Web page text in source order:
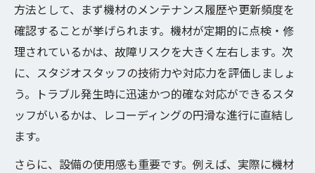
方法として、まず機材のメンテナンス履歴や更新頻度を
確認することが挙げられます。機材が定期的に点検・修
理されているかは、故障リスクを大きく左右します。次
に、スタジオスタッフの技術力や対応力を評価しましょ
う。トラブル発生時に迅速かつ的確な対応ができるスタ
ッフがいるかは、レコーディングの円滑な進行に直結し
ます。
さらに、設備の使用感も重要です。例えば、実際に機材